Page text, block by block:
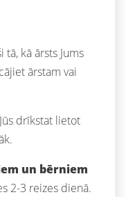
kā ārsts Jums
ārstam vai
drīkstat lietot
un bērniem
2-3 reizes dienā.